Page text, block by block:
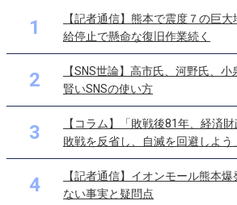
1
【記者通信】熊本で震度７の巨
給停止で懸命な復旧作業続く
2
【SNS世論】高市氏、河野氏、
賢いSNSの使い方
3
【コラム】「敗戦後81年、経済
敗戦を反省し、自滅を回避しよう」
4
【記者通信】イオンモール熊本
ない事実と疑問点